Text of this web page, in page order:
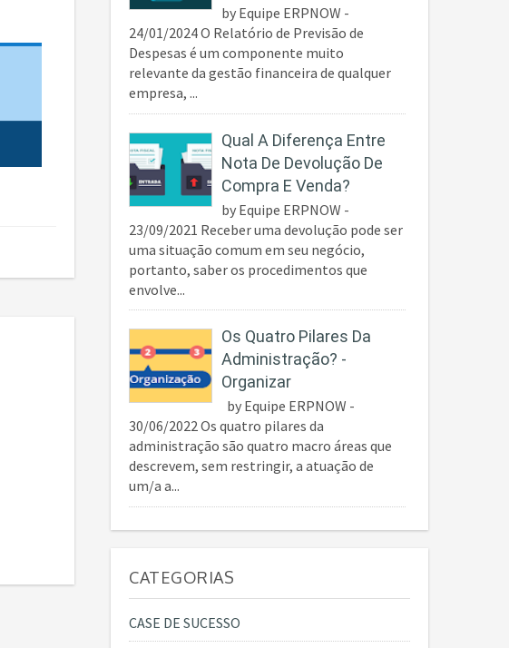
by Equipe ERPNOW -
24/01/2024 O Relatório de Previsão de
Despesas é um componente muito
relevante da gestão financeira de qualquer
empresa, ...
Qual A Diferença Entre
Nota De Devolução De
Compra E Venda?
by Equipe ERPNOW -
23/09/2021 Receber uma devolução pode ser
uma situação comum em seu negócio,
portanto, saber os procedimentos que
envolve...
Os Quatro Pilares Da
Administração? -
Organizar
by Equipe ERPNOW -
30/06/2022 Os quatro pilares da
administração são quatro macro áreas que
descrevem, sem restringir, a atuação de
um/a a...
CATEGORIAS
CASE DE SUCESSO